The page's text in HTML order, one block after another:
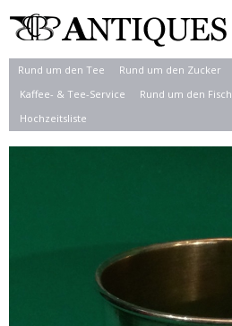
Rund um den Tee Rund um den Zucker
Kaffee- & Tee-Service
Rund um den Fisch
Hochzeitsliste